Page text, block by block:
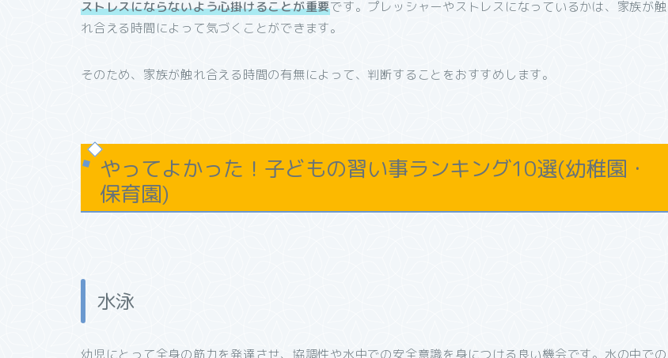
ストレスにならないよう心掛けることが重要です。プレッシャーやストレスになっているかは、家族が触
れ合える時間によって気づくことができます。
そのため、家族が触れ合える時間の有無によって、判断することをおすすめします。
やってよかった！子どもの習い事ランキング10選(幼稚園・
保育園)
水泳
幼児にとって全身の筋力を発達させ、協調性や水中での安全意識を身につける良い機会です。水の中での